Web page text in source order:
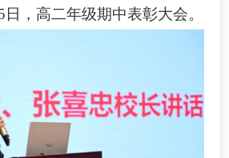
日，高二年级期中表彰大会。